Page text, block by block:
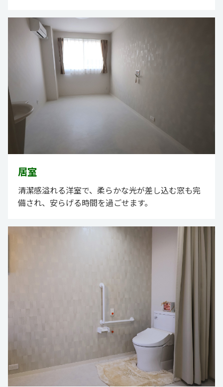
居室
清潔感溢れる洋室で、柔らかな光が差し込む窓も完
備され、安らげる時間を過ごせます。